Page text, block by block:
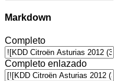
Markdown
Completo
Completo enlazado